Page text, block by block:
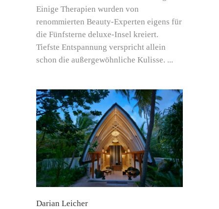
Einige Therapien wurden von
renommierten Beauty-Experten eigens für
die Fünfsterne deluxe-Insel kreiert.
Tiefste Entspannung verspricht allein
schon die außergewöhnliche Kulisse.
Darian Leicher